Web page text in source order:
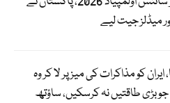
میڈلز جیت لیے
کو مذاکرات کی میز پر لا کر وہ
جو بڑی طاقتیں نہ کرسکیں، ساؤتھ